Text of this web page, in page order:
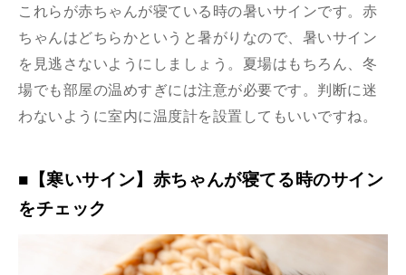
これらが赤ちゃんが寝ている時の暑いサインです。赤
ちゃんはどちらかというと暑がりなので、暑いサイン
を見逃さないようにしましょう。夏場はもちろん、冬
場でも部屋の温めすぎには注意が必要です。判断に迷
わないように室内に温度計を設置してもいいですね。
■【寒いサイン】赤ちゃんが寝てる時のサイン
をチェック